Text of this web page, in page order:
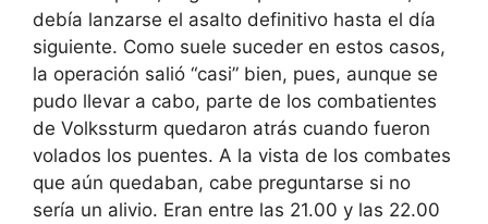
debía lanzarse el asalto definitivo hasta el día
siguiente. Como suele suceder en estos casos,
la operación salió “casi” bien, pues, aunque se
pudo llevar a cabo, parte de los combatientes
de Volkssturm quedaron atrás cuando fueron
volados los puentes. A la vista de los combates
que aún quedaban, cabe preguntarse si no
sería un alivio. Eran entre las 21.00 y las 22.00